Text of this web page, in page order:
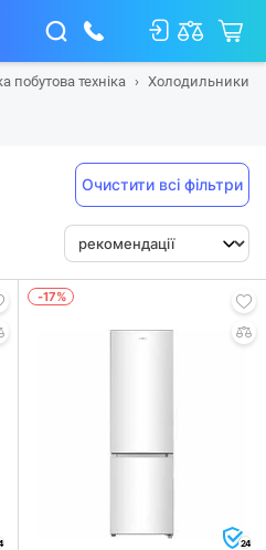
побутова техніка Холодильники
Очистити всі фільтри
-17%
24